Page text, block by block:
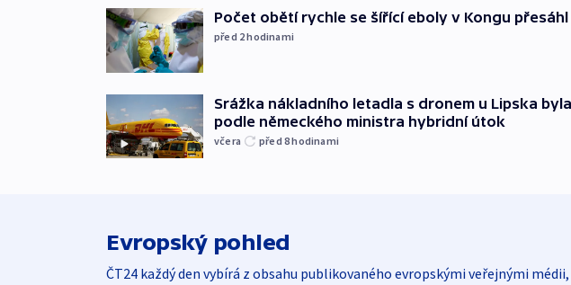
Počet obětí rychle se šířící eboly v Kongu přesáhl
před 2hodinami
Srážka nákladního letadla s dronem u Lipska byla
podle německého ministra hybridní útok
včera před 8hodinami
Evropský pohled
ČT24 každý den vybírá z obsahu publikovaného evropskými veřejnými